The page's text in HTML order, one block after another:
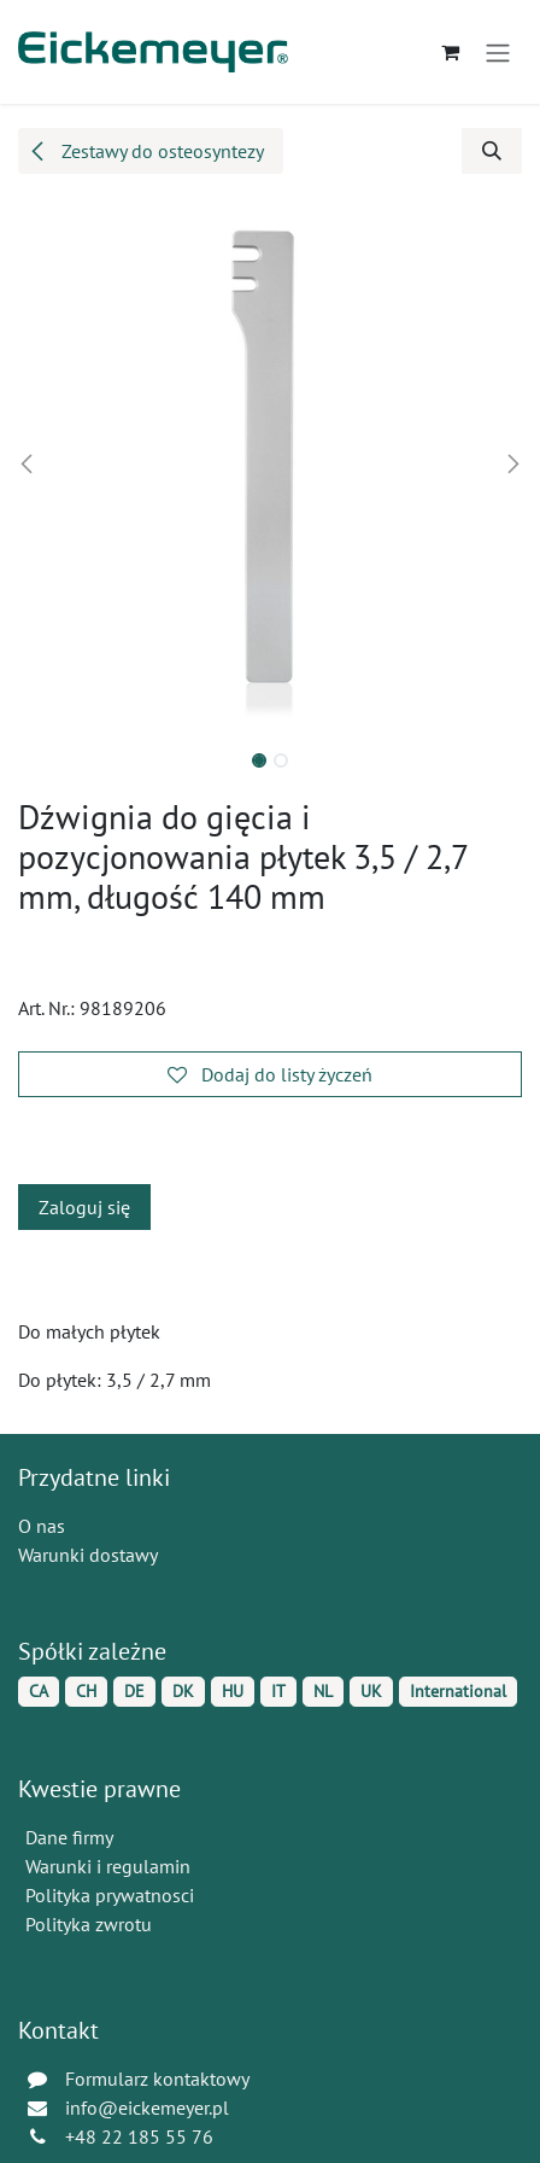
Zestawy do osteosyntezy
Dźwignia do gięcia i
pozycjonowania płytek 3,5 / 2,7
mm, długość 140 mm
Art. Nr.: 98189206
Dodaj do listy życzeń
Zaloguj się
Do małych płytek
Do płytek: 3,5 / 2,7 mm
Przydatne linki
O nas
Warunki dostawy
Spółki zależne
CA CH DE DK HU IT NL UK International
Kwestie prawne
Dane firmy
Warunki i regulamin
Polityka prywatnosci
Polityka zwrotu
Kontakt
Formularz kontaktowy
info@eickemeyer.pl
+48 22 185 55 76